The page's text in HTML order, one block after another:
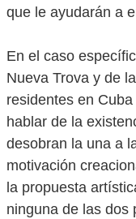
que le ayudarán a
En el caso
Nueva Trova y de
residentes en
hablar de la
desobran la una a
motivación
la propuesta
ninguna de las dos